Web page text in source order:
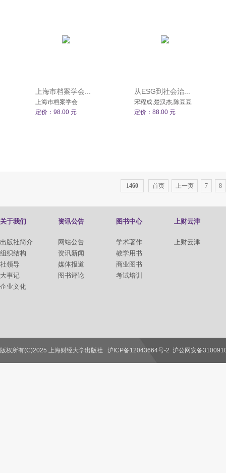
上海市档案学会...
上海市档案学会
定价：98.00 元
从ESG到社会治...
宋程成,楚汉杰,陈豆豆
定价：88.00 元
1460 首页 上一页 7 8
关于我们
出版社简介
组织结构
社领导
大事记
企业文化
资讯公告
网站公告
资讯新闻
媒体报道
图书评论
图书中心
学术著作
教学用书
商业图书
考试培训
上财云津
上财云津
联系我们
版权所有(C)2025 上海财经大学出版社 沪ICP备12043664号-2 沪公网安备